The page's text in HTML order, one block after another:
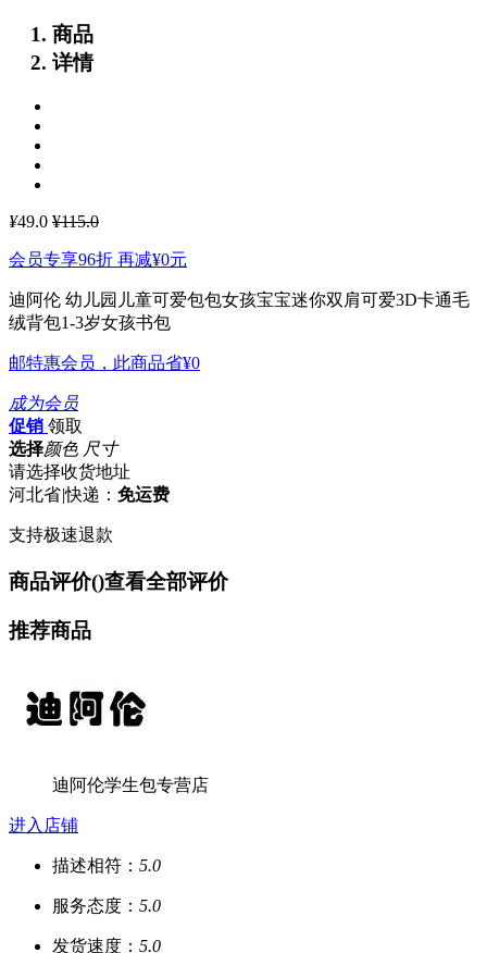
商品
详情
¥49.0 ¥115.0
会员专享96折 再减¥0元
迪阿伦 幼儿园儿童可爱包包女孩宝宝迷你双肩可爱3D卡通毛
绒背包1-3岁女孩书包
邮特惠会员，此商品省¥0
成为会员
促销 领取
选择颜色 尺寸
请选择收货地址
河北省|快递： 免运费
支持极速退款
商品评价()查看全部评价
推荐商品
迪阿伦学生包专营店
进入店铺
描述相符： 5.0
服务态度： 5.0
发货速度： 5.0